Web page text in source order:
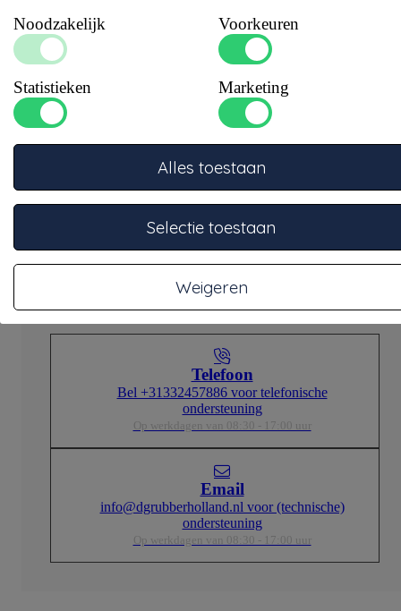
Maten: A: 9mm, B: 10 mm
Specificaties
Onze specialisten staan klaar om je te adviseren.
Telefoon
Bel +31332457886 voor telefonische
ondersteuning
Op werkdagen van 08:30 - 17:00 uur
Email
info@dgrubberholland.nl voor (technische)
ondersteuning
Op werkdagen van 08:30 - 17:00 uur
Noodzakelijk Voorkeuren
Statistieken Marketing
Weigeren
Selectie toestaan
Alles toestaan